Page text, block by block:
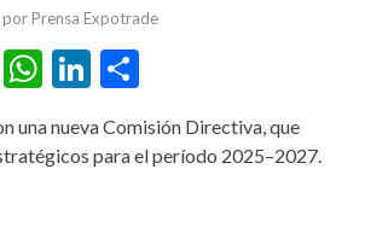
por Prensa Expotrade
EmailWhatsApp
LinkedIn
una nueva Comisión Directiva, que
para el período 2025–2027.